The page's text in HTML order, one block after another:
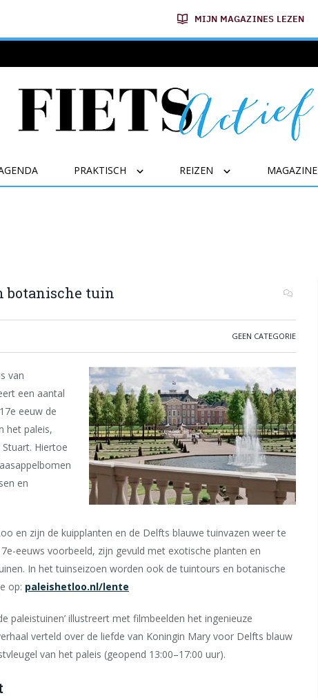
MIJN MAGAZINES LEZEN
PRAKTISCH REIZEN MAGAZINE
botanische tuin
GEEN CATEGORIE
van
een aantal
eeuw de
het paleis,
Hiertoe
en
en zijn de kuipplanten en de Delfts blauwe tuinvazen weer te
eeuws voorbeeld, zijn gevuld met exotische planten en
In het tuinseizoen worden ook de tuintours en botanische
op: paleishetloo.nl/lente
paleistuinen’ illustreert met filmbeelden het ingenieuze
verteld over de liefde van Koningin Mary voor Delfts blauw
van het paleis (geopend 13:00–17:00 uur).